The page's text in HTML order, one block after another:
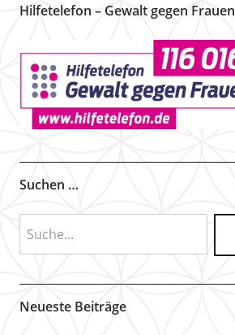
Hilfetelefon – Gewalt gegen Frauen
Suchen …
Neueste Beiträge